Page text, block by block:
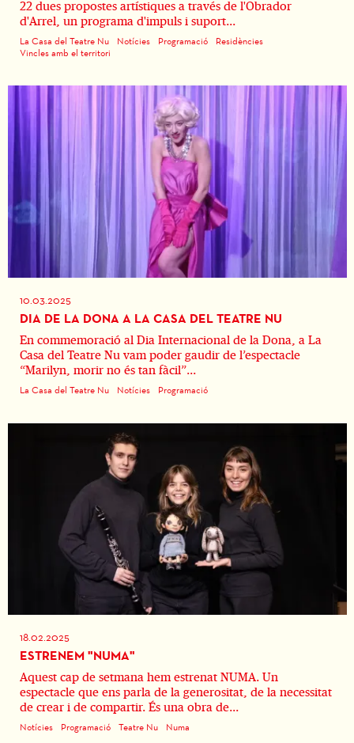
22 dues propostes artístiques a través de l'Obrador
d'Arrel, un programa d'impuls i suport...
La Casa del Teatre Nu Notícies Programació
Residències
Vincles amb el territori
10.03.2025
DIA DE LA DONA A LA CASA DEL TEATRE NU
En commemoració al Dia Internacional de la Dona, a La
Casa del Teatre Nu vam poder gaudir de l’espectacle
“Marilyn, morir no és tan fàcil”...
La Casa del Teatre Nu Notícies Programació
18.02.2025
ESTRENEM "NUMA"
Aquest cap de setmana hem estrenat NUMA. Un
espectacle que ens parla de la generositat, de la necessitat
de crear i de compartir. És una obra de...
Notícies Programació Teatre Nu Numa